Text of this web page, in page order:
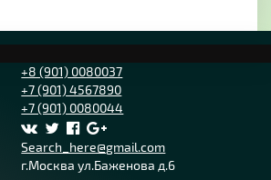
+8 (901) 0080037
+7 (901) 4567890
+7 (901) 0080044
Search_here@gmail.com
г.Москва ул.Баженова д.6